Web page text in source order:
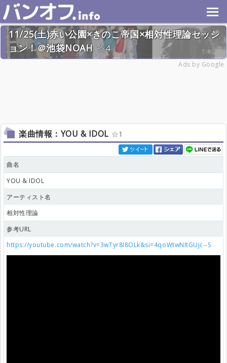
11/25(土)赤い公園×きのこ帝国×相対性理論セッシ
ョン！＠池袋NOAH
4
Ads by Google
楽曲情報：YOU & IDOL 1
曲名
YOU & IDOL
アーティスト名
相対性理論
参考URL
https://youtube.com/watch?v=3wTyr8I8OLk&si=4qoWtwNItGUjc--S